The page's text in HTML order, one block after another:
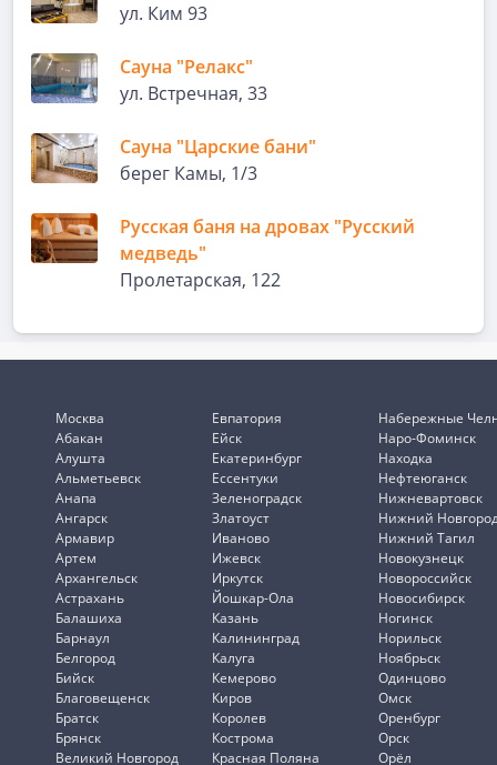
ул. Ким 93
Сауна "Релакс"
ул. Встречная, 33
Сауна "Царские бани"
берег Камы, 1/3
Русская баня на дровах "Русский
медведь"
Пролетарская, 122
Москва
Абакан
Алушта
Альметьевск
Анапа
Ангарск
Армавир
Артем
Архангельск
Астрахань
Балашиха
Барнаул
Белгород
Бийск
Благовещенск
Братск
Брянск
Великий Новгород
Евпатория
Ейск
Екатеринбург
Ессентуки
Зеленоградск
Златоуст
Иваново
Ижевск
Иркутск
Йошкар-Ола
Казань
Калининград
Калуга
Кемерово
Киров
Королев
Кострома
Красная Поляна
Набережные
Наро-Фоминск
Находка
Нефтеюганск
Нижневартовск
Нижний
Нижний Тагил
Новокузнецк
Новороссийск
Новосибирск
Ногинск
Норильск
Ноябрьск
Одинцово
Омск
Оренбург
Орск
Орёл